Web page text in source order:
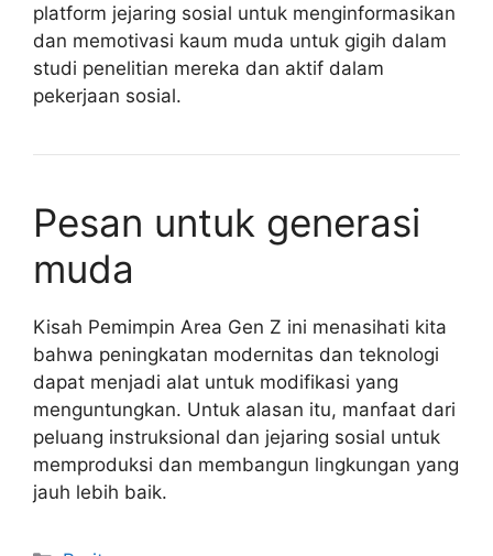
platform jejaring sosial untuk menginformasikan
dan memotivasi kaum muda untuk gigih dalam
studi penelitian mereka dan aktif dalam
pekerjaan sosial.
Pesan untuk generasi
muda
Kisah Pemimpin Area Gen Z ini menasihati kita
bahwa peningkatan modernitas dan teknologi
dapat menjadi alat untuk modifikasi yang
menguntungkan. Untuk alasan itu, manfaat dari
peluang instruksional dan jejaring sosial untuk
memproduksi dan membangun lingkungan yang
jauh lebih baik.